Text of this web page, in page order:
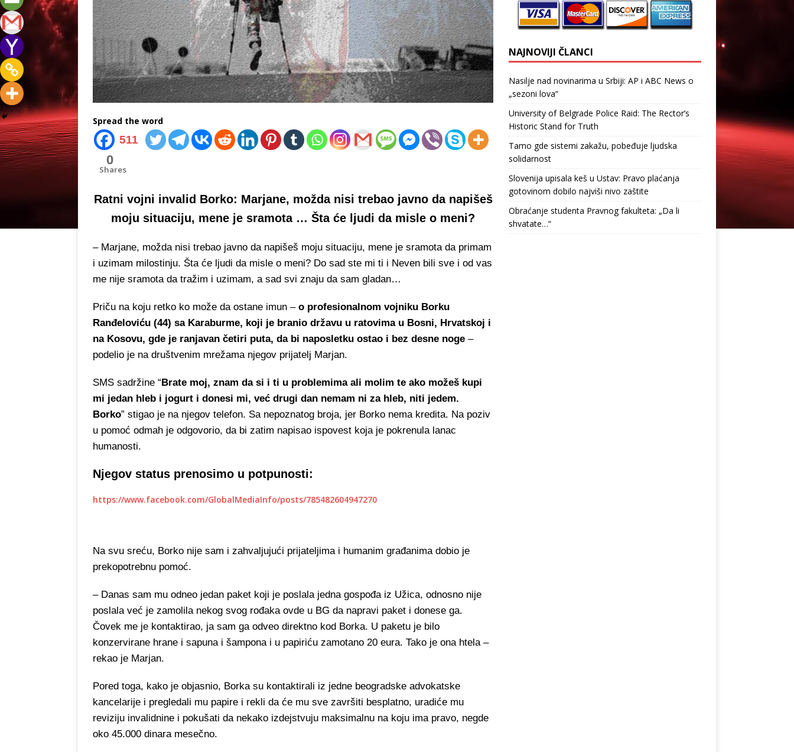
Spread the word
511
0
Shares
Ratni vojni invalid Borko: Marjane, možda nisi trebao javno da napišeš
moju situaciju, mene je sramota … Šta će ljudi da misle o meni?
– Marjane, možda nisi trebao javno da napišeš moju situaciju, mene je sramota da primam
i uzimam milostinju. Šta će ljudi da misle o meni? Do sad ste mi ti i Neven bili sve i od vas
me nije sramota da tražim i uzimam, a sad svi znaju da sam gladan…
Priču na koju retko ko može da ostane imun – o profesionalnom vojniku Borku
Ranđeloviću (44) sa Karaburme, koji je branio državu u ratovima u Bosni, Hrvatskoj i
na Kosovu, gde je ranjavan četiri puta, da bi naposletku ostao i bez desne noge –
podelio je na društvenim mrežama njegov prijatelj Marjan.
SMS sadržine “Brate moj, znam da si i ti u problemima ali molim te ako možeš kupi
mi jedan hleb i jogurt i donesi mi, već drugi dan nemam ni za hleb, niti jedem.
Borko” stigao je na njegov telefon. Sa nepoznatog broja, jer Borko nema kredita. Na poziv
u pomoć odmah je odgovorio, da bi zatim napisao ispovest koja je pokrenula lanac
humanosti.
Njegov status prenosimo u potpunosti:
https://www.facebook.com/GlobalMediaInfo/posts/785482604947270
Na svu sreću, Borko nije sam i zahvaljujući prijateljima i humanim građanima dobio je
prekopotrebnu pomoć.
– Danas sam mu odneo jedan paket koji je poslala jedna gospođa iz Užica, odnosno nije
poslala već je zamolila nekog svog rođaka ovde u BG da napravi paket i donese ga.
Čovek me je kontaktirao, ja sam ga odveo direktno kod Borka. U paketu je bilo
konzervirane hrane i sapuna i šampona i u papiriću zamotano 20 eura. Tako je ona htela –
rekao je Marjan.
Pored toga, kako je objasnio, Borka su kontaktirali iz jedne beogradske advokatske
kancelarije i pregledali mu papire i rekli da će mu sve završiti besplatno, uradiće mu
reviziju invalidnine i pokušati da nekako izdejstvuju maksimalnu na koju ima pravo, negde
oko 45.000 dinara mesečno.
NAJNOVIJI ČLANCI
Nasilje nad novinarima u Srbiji: AP i ABC News o
„sezoni lova“
University of Belgrade Police Raid: The Rector’s
Historic Stand for Truth
Tamo gde sistemi zakažu, pobeđuje ljudska
solidarnost
Slovenija upisala keš u Ustav: Pravo plaćanja
gotovinom dobilo najviši nivo zaštite
Obraćanje studenta Pravnog fakulteta: „Da li
shvatate…“